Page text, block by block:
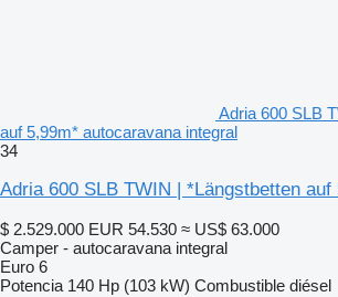
Adria 600 SLB
auf 5,99m* autocaravana integral
34
Adria 600 SLB TWIN | *Längstbetten auf
$ 2.529.000 EUR 54.530 ≈ US$ 63.000
Camper - autocaravana integral
Euro 6
Potencia 140 Hp (103 kW) Combustible diésel